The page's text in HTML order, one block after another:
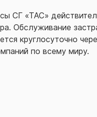
СГ «ТАС»
Обслуживание
круглосуточно
по всему миру.